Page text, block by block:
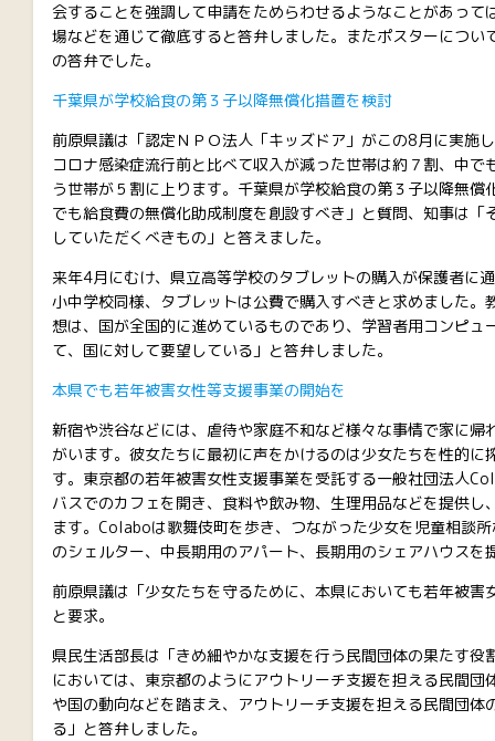
会することを強調して申請をためらわせるようなことがあって
場などを通じて徹底すると答弁しました。またポスターについ
の答弁でした。
千葉県が学校給食の第３子以降無償化措置を検討
前原県議は「認定ＮＰＯ法人「キッズドア」がこの8月に実
コロナ感染症流行前と比べて収入が減った世帯は約７割、中で
う世帯が５割に上ります。千葉県が学校給食の第３子以降無償
でも給食費の無償化助成制度を創設すべき」と質問、知事は「
していただくべきもの」と答えました。
来年4月にむけ、県立高等学校のタブレットの購入が保護者に
小中学校同様、タブレットは公費で購入すべきと求めました。
想は、国が全国的に進めているものであり、学習者用コンピュ
て、国に対して要望している」と答弁しました。
本県でも若年被害女性等支援事業の開始を
新宿や渋谷などには、虐待や家庭不和など様々な事情で家に帰
がいます。彼女たちに最初に声をかけるのは少女たちを性的に
す。東京都の若年被害女性支援事業を受託する一般社団法人
バスでのカフェを開き、食料や飲み物、生理用品などを提供し
ます。Colaboは歌舞伎町を歩き、つながった少女を児童相談
のシェルター、中長期用のアパート、長期用のシェアハウスを
前原県議は「少女たちを守るために、本県においても若年被害
と要求。
県民生活部長は「きめ細やかな支援を行う民間団体の果たす役
においては、東京都のようにアウトリーチ支援を担える民間団
や国の動向などを踏まえ、アウトリーチ支援を担える民間団体
る」と答弁しました。